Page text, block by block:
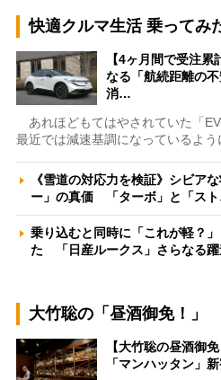
快適クルマ生活 乗ってみ
【4ヶ月間で受注
なる「航続距離の
消…
あれほどもてはやされていた「EV
最近では減速基調になっているよう
《雪道の対応力を検証》シビア
ー」の真価 「ターボ」と「ス
乗り込むと同時に「これが軽？
た 「日産ルークス」さらなる
大竹聡の「昼酒御免！」
【大竹聡の昼酒御
「マンハッタン」